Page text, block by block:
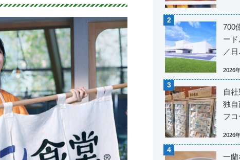
700
ー
／日
2026
自
独自
フコ
2026
一蘭